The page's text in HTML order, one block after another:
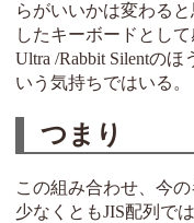
らがいいかは変わる
したキーボードとし
Ultra /Rabbit Silentの
いう気持ちではいる。
つまり
この組み合わせ、今
少なくともJIS配列では